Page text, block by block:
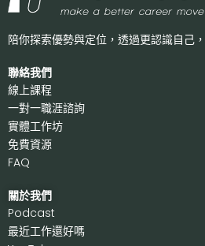
陪你探索優勢與定位，透過更認識自己，
聯絡我們
線上課程
一對一職涯諮詢
實體工作坊
免費資源
FAQ
關於我們
Podcast
最近工作還好嗎